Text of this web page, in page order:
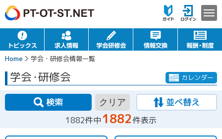
Home 学会・研修会情報一覧
学会・研修会 カレンダー
検索 クリア 並べ替え
1882件中1882件表示